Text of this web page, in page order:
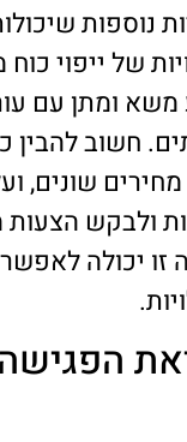
נוספות
של ייפוי
משא ומתן עם
חשוב להבין
שונים,
ולבקש הצעות
זו יכולה לאפשר